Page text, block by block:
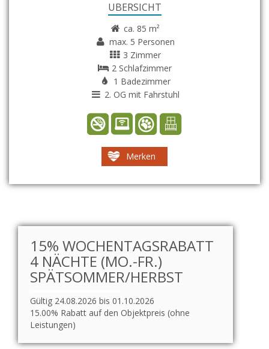
ÜBERSICHT
ca. 85 m²
max. 5 Personen
3 Zimmer
2 Schlafzimmer
1 Badezimmer
2. OG mit Fahrstuhl
Merken
15% WOCHENTAGSRABATT
4 NÄCHTE (MO.-FR.)
SPÄTSOMMER/HERBST
Gültig 24.08.2026 bis 01.10.2026
15.00% Rabatt auf den Objektpreis (ohne
Leistungen)